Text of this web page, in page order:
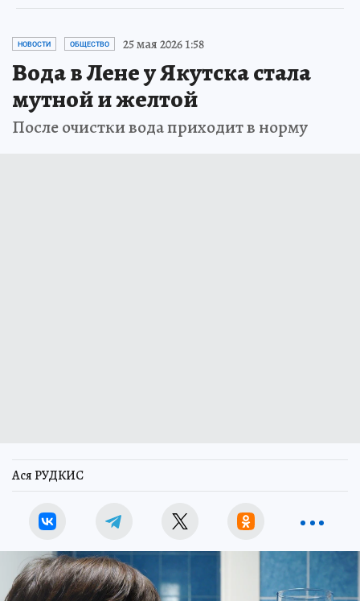
НОВОСТИ ОБЩЕСТВО 25 мая 2026 1:58
Вода в Лене у Якутска стала
мутной и желтой
После очистки вода приходит в норму
Ася РУДКИС